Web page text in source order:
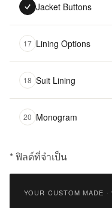
Jacket Buttons
17 Lining Options
18 Suit Lining
20 Monogram
* ฟิลด์ที่จำเป็น
฿
Qty:
YOUR CUSTOM MADE ·